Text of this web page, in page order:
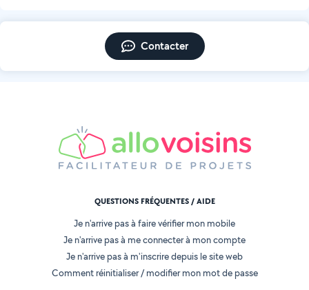
Contacter
QUESTIONS FRÉQUENTES / AIDE
Je n'arrive pas à faire vérifier mon mobile
Je n'arrive pas à me connecter à mon compte
Je n'arrive pas à m'inscrire depuis le site web
Comment réinitialiser / modifier mon mot de passe